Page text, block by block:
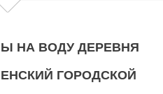
НА ВОДУ ДЕРЕВНЯ
ГОРОДСКОЙ